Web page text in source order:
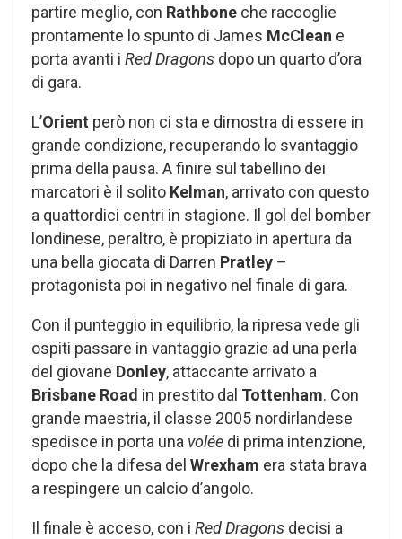
partire meglio, con Rathbone che raccoglie
prontamente lo spunto di James McClean e
porta avanti i Red Dragons dopo un quarto d’ora
di gara.
L’Orient però non ci sta e dimostra di essere in
grande condizione, recuperando lo svantaggio
prima della pausa. A finire sul tabellino dei
marcatori è il solito Kelman, arrivato con questo
a quattordici centri in stagione. Il gol del bomber
londinese, peraltro, è propiziato in apertura da
una bella giocata di Darren Pratley –
protagonista poi in negativo nel finale di gara.
Con il punteggio in equilibrio, la ripresa vede gli
ospiti passare in vantaggio grazie ad una perla
del giovane Donley, attaccante arrivato a
Brisbane Road in prestito dal Tottenham. Con
grande maestria, il classe 2005 nordirlandese
spedisce in porta una volée di prima intenzione,
dopo che la difesa del Wrexham era stata brava
a respingere un calcio d’angolo.
Il finale è acceso, con i Red Dragons decisi a